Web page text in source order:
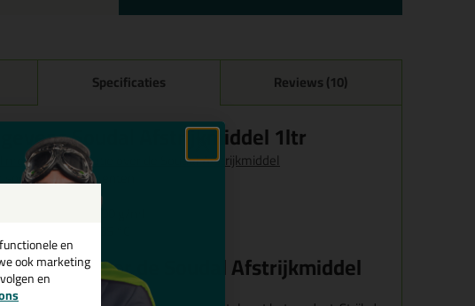
Specificaties Reviews (10)
Soudal Afstrijkmiddel 1ltr
met alle informatie over de Soudal Afstrijkmiddel
detergenten
product: 1,00 g/ml
voor de Soudal Afstrijkmiddel
en
ook marketing
en